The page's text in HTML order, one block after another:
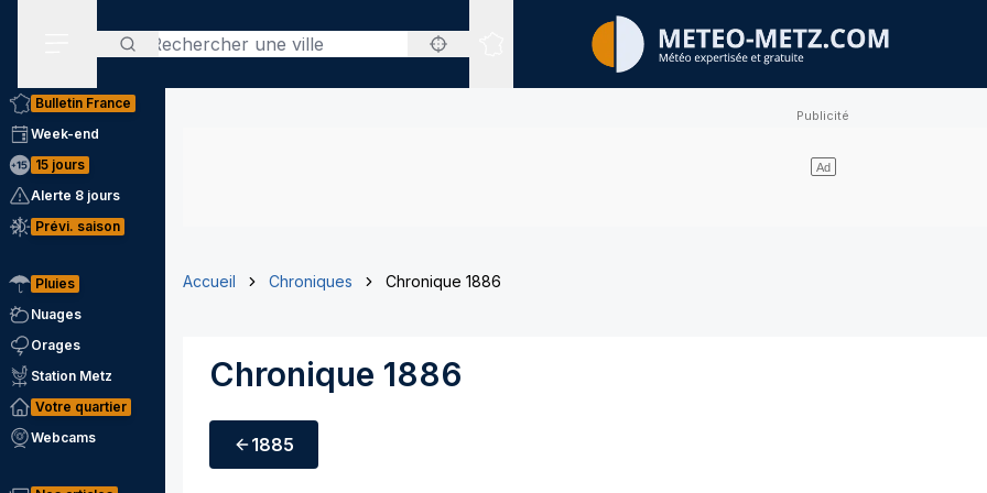
Rechercher
Sites expertisés
Bulletin France
Week-end
15 jours
Alerte 8 jours
Prévi. saison
Pluies
Nuages
Orages
Station Metz
Votre quartier
Webcams
Accueil Chroniques Chronique 1886
Chronique 1886
1885